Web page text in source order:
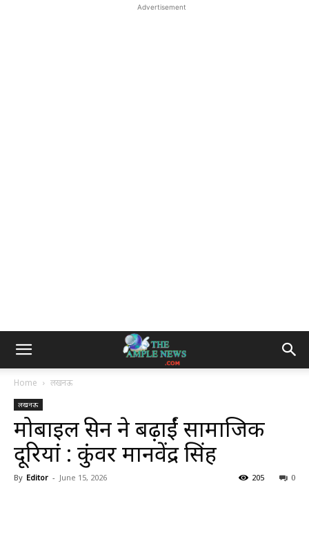
Advertisement
Home लखनऊ
लखनऊ
मोबाइल स्क्रीन ने बढ़ाईं सामाजिक
दूरियां : कुंवर मानवेंद्र सिंह
By Editor - June 15, 2026 0
205